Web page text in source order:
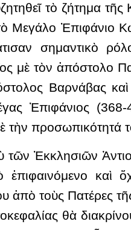
τὸ ζήτημα
Μεγάλο Ἐπιφάνιο
σημαντικὸ
μὲ τὸν ἀπόστολο
Βαρνάβας καὶ
Ἐπιφάνιος
τὴν προσωπικότητά
Ἐκκλησιῶν
καὶ
ἀπὸ τοὺς Πατέρες
θὰ